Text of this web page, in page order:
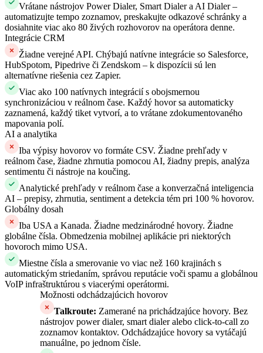
Vrátane nástrojov Power Dialer, Smart Dialer a AI Dialer –
automatizujte tempo zoznamov, preskakujte odkazové schránky a
dosiahnite viac ako 80 živých rozhovorov na operátora denne.
Integrácie CRM
Žiadne verejné API. Chýbajú natívne integrácie so Salesforce,
HubSpotom, Pipedrive či Zendskom – k dispozícii sú len
alternatívne riešenia cez Zapier.
Viac ako 100 natívnych integrácií s obojsmernou
synchronizáciou v reálnom čase. Každý hovor sa automaticky
zaznamená, každý tiket vytvorí, a to vrátane zdokumentovaného
mapovania polí.
AI a analytika
Iba výpisy hovorov vo formáte CSV. Žiadne prehľady v
reálnom čase, žiadne zhrnutia pomocou AI, žiadny prepis, analýza
sentimentu či nástroje na koučing.
Analytické prehľady v reálnom čase a konverzačná inteligencia
AI – prepisy, zhrnutia, sentiment a detekcia tém pri 100 % hovorov.
Globálny dosah
Iba USA a Kanada. Žiadne medzinárodné hovory. Žiadne
globálne čísla. Obmedzenia mobilnej aplikácie pri niektorých
hovoroch mimo USA.
Miestne čísla a smerovanie vo viac než 160 krajinách s
automatickým striedaním, správou reputácie voči spamu a globálnou
VoIP infraštruktúrou s viacerými operátormi.
Možnosti odchádzajúcich hovorov
Talkroute: Zamerané na prichádzajúce hovory. Bez
nástrojov power dialer, smart dialer alebo click-to-call zo
zoznamov kontaktov. Odchádzajúce hovory sa vytáčajú
manuálne, po jednom čísle.